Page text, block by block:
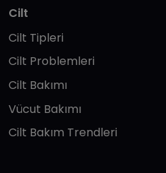
Cilt
Cilt Tipleri
Cilt Problemleri
Cilt Bakımı
Vücut Bakımı
Cilt Bakım Trendleri